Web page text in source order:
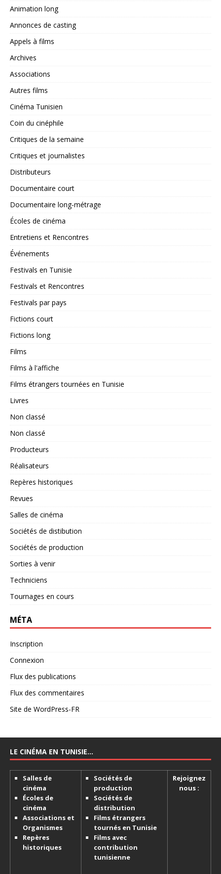
Animation long
Annonces de casting
Appels à films
Archives
Associations
Autres films
Cinéma Tunisien
Coin du cinéphile
Critiques de la semaine
Critiques et journalistes
Distributeurs
Documentaire court
Documentaire long-métrage
Écoles de cinéma
Entretiens et Rencontres
Événements
Festivals en Tunisie
Festivals et Rencontres
Festivals par pays
Fictions court
Fictions long
Films
Films à l'affiche
Films étrangers tournées en Tunisie
Livres
Non classé
Non classé
Producteurs
Réalisateurs
Repères historiques
Revues
Salles de cinéma
Sociétés de distibution
Sociétés de production
Sorties à venir
Techniciens
Tournages en cours
MÉTA
Inscription
Connexion
Flux des publications
Flux des commentaires
Site de WordPress-FR
LE CINÉMA EN TUNISIE…
Salles de
cinéma
Écoles de
cinéma
Associations et
Organismes
Repères
historiques
Sociétés de
production
Sociétés de
distribution
Films étrangers
tournés en Tunisie
Films avec
contribution
tunisienne
Rejoignez
nous :